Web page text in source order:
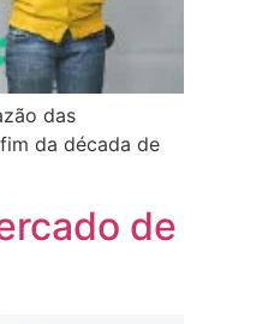
das
da década de
de